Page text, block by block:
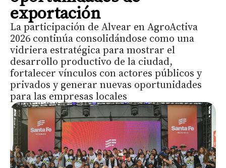
exportación
La participación de Alvear en AgroActiva
2026 continúa consolidándose como una
vidriera estratégica para mostrar el
desarrollo productivo de la ciudad,
fortalecer vínculos con actores públicos y
privados y generar nuevas oportunidades
para las empresas locales